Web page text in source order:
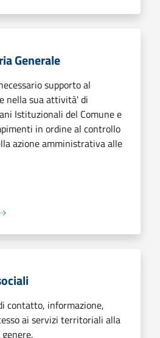
Generale
supporto al
nella sua attività' di
Istituzionali del Comune e
in ordine al controllo
azione amministrativa alle
contatto, informazione,
ai servizi territoriali alla